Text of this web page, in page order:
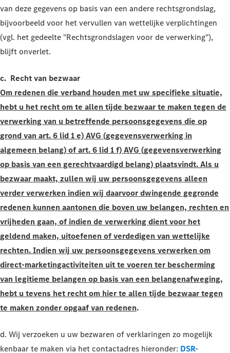
van deze gegevens op basis van een andere rechtsgrondslag,
bijvoorbeeld voor het vervullen van wettelijke verplichtingen
(vgl. het gedeelte "Rechtsgrondslagen voor de verwerking"),
blijft onverlet.
c. Recht van bezwaar
Om redenen die verband houden met uw specifieke situatie,
hebt u het recht om te allen tijde bezwaar te maken tegen de
verwerking van u betreffende persoonsgegevens die op
grond van art. 6 lid 1 e) AVG (gegevensverwerking in
algemeen belang) of art. 6 lid 1 f) AVG (gegevensverwerking
op basis van een gerechtvaardigd belang) plaatsvindt. Als u
bezwaar maakt, zullen wij uw persoonsgegevens alleen
verder verwerken indien wij daarvoor dwingende gegronde
redenen kunnen aantonen die boven uw belangen, rechten en
vrijheden gaan, of indien de verwerking dient voor het
geldend maken, uitoefenen of verdedigen van wettelijke
rechten. Indien wij uw persoonsgegevens verwerken om
direct-marketingactiviteiten uit te voeren ter bescherming
van legitieme belangen op basis van een belangenafweging,
hebt u tevens het recht om hier te allen tijde bezwaar tegen
te maken zonder opgaaf van redenen.
d. Wij verzoeken u uw bezwaren of verklaringen zo mogelijk
kenbaar te maken via het contactadres hieronder: DSR-